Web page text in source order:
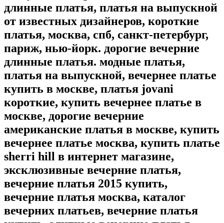
длинные платья, платья на выпускной
от известных дизайнеров, короткие
платья, москва, спб, санкт-петербург,
париж, нью-йорк. дорогие вечерние
длинные платья. модные платья,
платья на выпускной, вечернее платье
купить в москве, платья jovani
короткие, купить вечернее платье в
москве, дорогие вечерние
американские платья в москве, купить
вечернее платье москва, купить платье
sherri hill в интернет магазине,
эксклюзивные вечерние платья,
вечерние платья 2015 купить,
вечерние платья москва, каталог
вечерних платьев, вечерние платья